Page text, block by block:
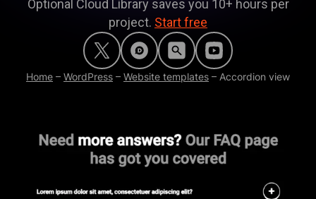
Optional Cloud Library saves you 10+ hours per
project. Start free
Home – WordPress – Website templates – Accordion view